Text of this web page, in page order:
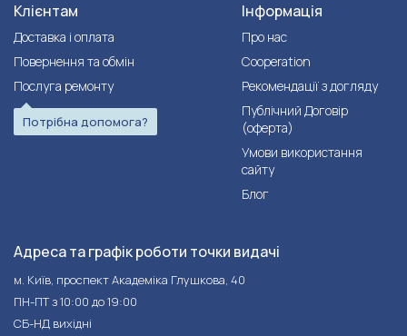
Клієнтам
Доставка і оплата
Повернення та обмін
Послуга ремонту
Потрібна допомога?
Інформація
Про нас
Cooperation
Рекомендації з догляду
Публічний Договір
(оферта)
Умови використання
сайту
Блог
Адреса та графік роботи точки видачі
м. Київ, проспект Академіка Глушкова, 40
ПН-ПТ з 10:00 до 19:00
СБ-НД вихідні